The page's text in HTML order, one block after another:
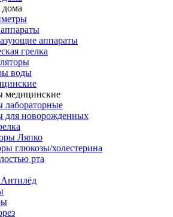
дома
аппараты
грелка
воды
медицинские
лабораторные
для новорожденных
Ляпко
глюкозы/холестерина
рта